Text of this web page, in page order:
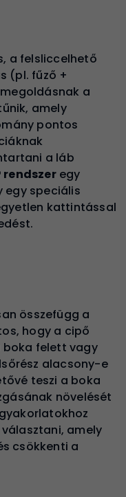
a felsliccelhető
(pl. fűző +
a
amely
pontos
a láb
rendszeregy
egy speciális
kattintással
összefügg a
hogy a cipő
boka felett vagy
alacsony-e
teszi a boka
növelését
amely
csökkenti a